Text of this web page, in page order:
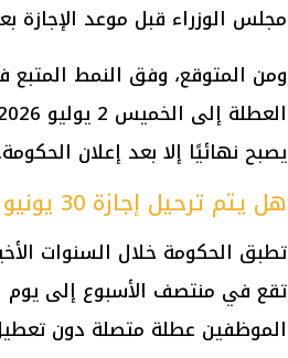
مجلس الوزراء قبل موعد الإجازة
ومن المتوقع، وفق النمط المتبع
يصبح نهائيًا إلا بعد إعلان
هل يتم ترحيل إجازة 30 يونيو إلى الخميس؟
تطبق الحكومة خلال السنوات
تقع في منتصف الأسبوع إلى يوم
الموظفين عطلة متصلة دون